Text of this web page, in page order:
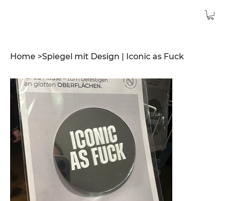
Home >Spiegel mit Design | Iconic as Fuck